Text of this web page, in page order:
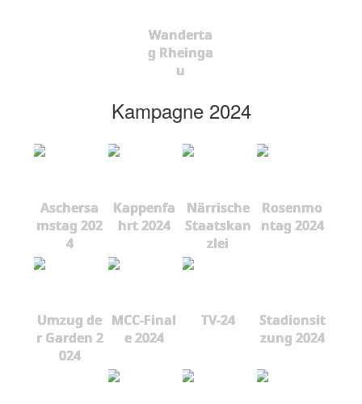
Wanderta
g Rheinga
u
Kampagne 2024
Aschersa
mstag 202
4
Kappenfa
hrt 2024
Närrische
Staatskan
zlei
Rosenmo
ntag 2024
Umzug de
r Garden 2
024
MCC-Final
e 2024
TV-24
Stadionsit
zung 2024